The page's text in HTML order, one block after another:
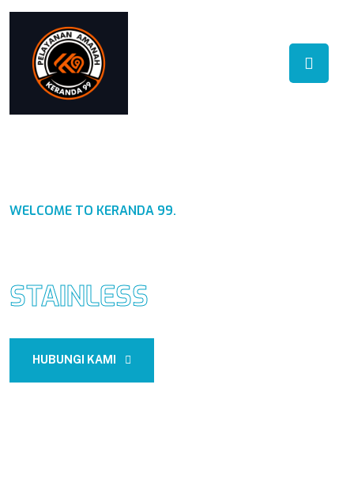
WELCOME TO KERANDA 99.
STAINLESS
HUBUNGI KAMI